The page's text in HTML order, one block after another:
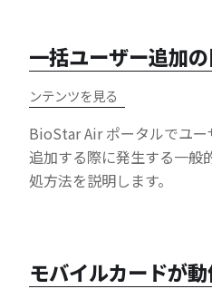
一括ユーザー追加
ンテンツを見る
BioStar Air ポータルでユー
追加する際に発生する一般
処方法を説明します。
モバイルカードが